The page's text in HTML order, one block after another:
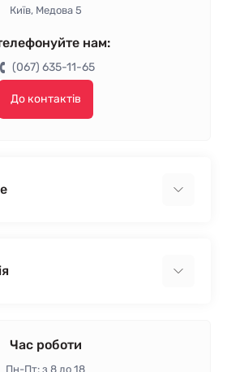
Київ, Медова 5
нам:
(067) 635-11-65
До контактів
Час роботи
Пн-Пт: з 8 до 18